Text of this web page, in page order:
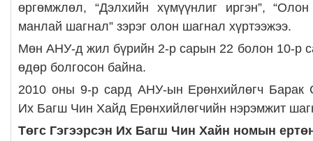
өргөмжлөл, “Дэлхийн хүмүүнлиг иргэн”,
манлай шагнал” зэрэг олон шагнал хүртээжээ.
Мөн АНУ-д жил бүрийн 2-р сарын 22 болон 10-р
өдөр болгосон байна.
2010 оны 9-р сард АНУ-ын Ерөнхийлөгч Барак
Их Багш Чин Хайд Ерөнхийлөгчийн нэрэмжит
Төгс Гэгээрсэн Их Багш Чин Хайн номын